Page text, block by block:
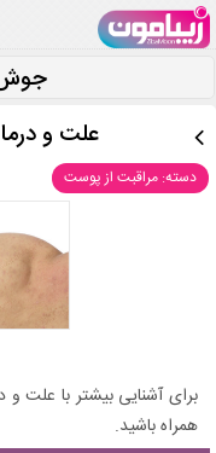
جوش
علت و
دسته: مراقبت از پوست
برای آشنایی بیشتر با علت و
همراه باشید.